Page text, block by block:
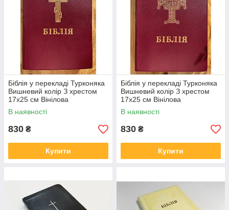
Біблія у перекладі Турконяка
Вишневий колір З хрестом
17х25 см Вінілова
обкладинка Золотий зріз
Друге видання
В наявності
830 ₴
Купити
Біблія у перекладі Турконяка
Вишневий колір З хрестом
17х25 см Вінілова
обкладинка Золотий зріз
Друге видання
В наявності
830 ₴
Купити